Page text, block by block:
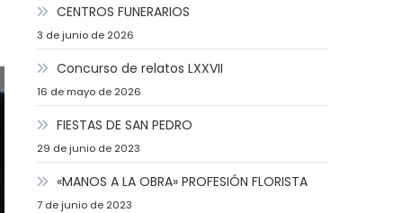
CENTROS FUNERARIOS
3 de junio de 2026
Concurso de relatos LXXVII
16 de mayo de 2026
FIESTAS DE SAN PEDRO
29 de junio de 2023
«MANOS A LA OBRA» PROFESIÓN FLORISTA
7 de junio de 2023